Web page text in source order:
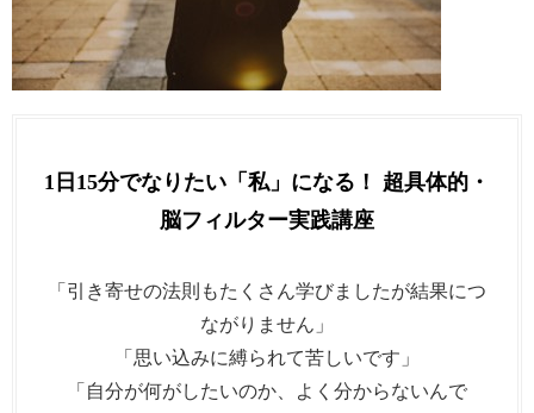
1日15分でなりたい「私」になる！ 超具体的・
脳フィルター実践講座
「引き寄せの法則もたくさん学びましたが結果につ
ながりません」
「思い込みに縛られて苦しいです」
「自分が何がしたいのか、よく分からないんで